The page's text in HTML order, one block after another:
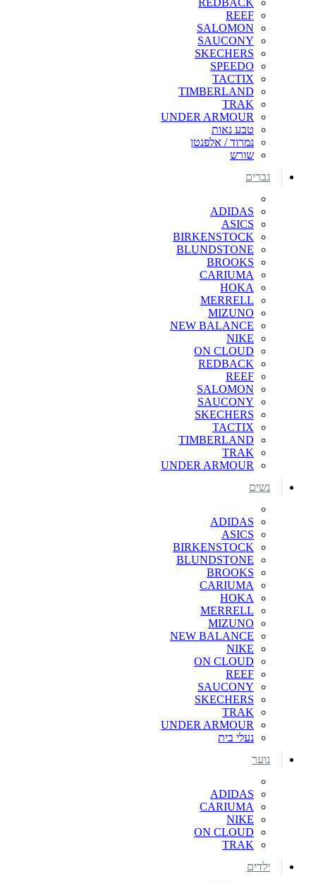
REEF
SALOMON
SAUCONY
SKECHERS
SPEEDO
TACTIX
TIMBERLAND
TRAK
UNDER ARMOUR
טבע נאות
נמרוד / אלפנטן
שורש
גברים
ADIDAS
ASICS
BIRKENSTOCK
BLUNDSTONE
BROOKS
CARIUMA
HOKA
MERRELL
MIZUNO
NEW BALANCE
NIKE
ON CLOUD
REDBACK
REEF
SALOMON
SAUCONY
SKECHERS
TACTIX
TIMBERLAND
TRAK
UNDER ARMOUR
נשים
ADIDAS
ASICS
BIRKENSTOCK
BLUNDSTONE
BROOKS
CARIUMA
HOKA
MERRELL
MIZUNO
NEW BALANCE
NIKE
ON CLOUD
REEF
SAUCONY
SKECHERS
TRAK
UNDER ARMOUR
נעלי בית
נוער
ADIDAS
CARIUMA
NIKE
ON CLOUD
TRAK
ילדים